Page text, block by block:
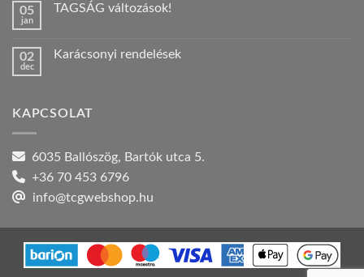
Unity
bejegyzéshez
05
jan
TAGSÁG változások!
TAGSÁG
02
dec
Karácsonyi rendelések
rendelések
KAPCSOLAT
6035 Ballószög, Bartók utca 5.
+36 70 453 6796
info@tcgwebshop.hu